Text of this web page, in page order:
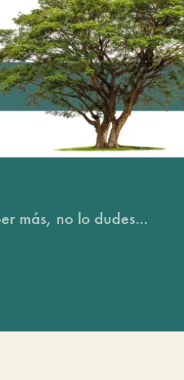
más, no lo dudes...